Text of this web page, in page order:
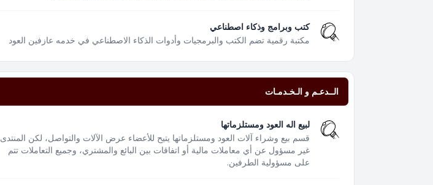
كتب وبرامج وذكاء اصطناعي
مكتبة رقمية تضم الكتب والبرمجيات وأدوات الذكاء الاصطناعي في خدمه عازفين العود
الــدعـم و الـخـدمـات
لبيع اله العود ومستلزماتها
قسم بيع وشراء آلات العود ومستلزماتها يتيح للأعضاء عرض الآلات والتواصل، لكن المنتدى
غير مسؤول عن أي معاملات مالية أو اتفاقات بين البائع والمشتري، وجميع التعاملات تتم
على مسؤولية الطرفين.